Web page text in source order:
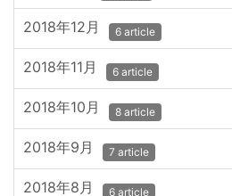
2018年12月 6 article
2018年11月 6 article
2018年10月 8 article
2018年9月 7 article
2018年8月 6 article